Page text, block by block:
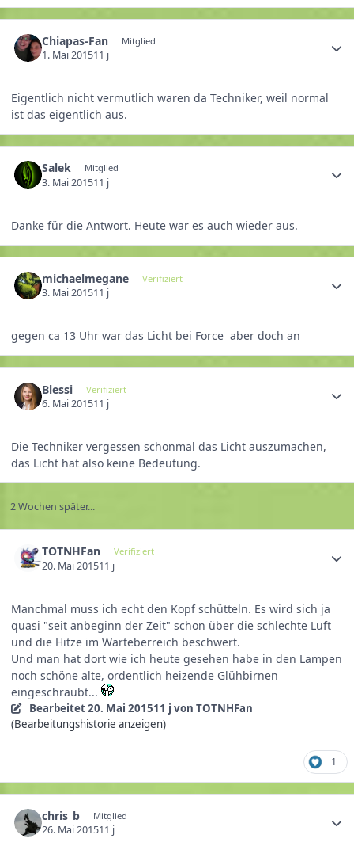
Chiapas-Fan Mitglied
1. Mai 201511 j
Eigentlich nicht vermutlich waren da Techniker, weil normal
ist das eigentlich aus.
Salek Mitglied
3. Mai 201511 j
Danke für die Antwort. Heute war es auch wieder aus.
michaelmegane Verifiziert
3. Mai 201511 j
gegen ca 13 Uhr war das Licht bei Force aber doch an
Blessi Verifiziert
6. Mai 201511 j
Die Techniker vergessen schonmal das Licht auszumachen,
das Licht hat also keine Bedeutung.
2 Wochen später...
TOTNHFan Verifiziert
20. Mai 201511 j
Manchmal muss ich echt den Kopf schütteln. Es wird sich ja
quasi "seit anbeginn der Zeit" schon über die schlechte Luft
und die Hitze im Warteberreich beschwert.
Und man hat dort wie ich heute gesehen habe in den Lampen
noch schöne alte, ordentlich heizende Glühbirnen
eingeschraubt...
Bearbeitet20. Mai 201511 j von TOTNHFan
(Bearbeitungshistorie anzeigen)
1
chris_b Mitglied
26. Mai 201511 j